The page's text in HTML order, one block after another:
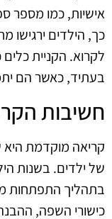
אישיות, כמו מספר
כך, הילדים ירגישו
לקרוא. הקניית
בעתיד, כאשר הם
חשיבות
קריאה מוקדמת היא
של ילדים. בשנות
בתהליך התפתחות
כישורי השפה,